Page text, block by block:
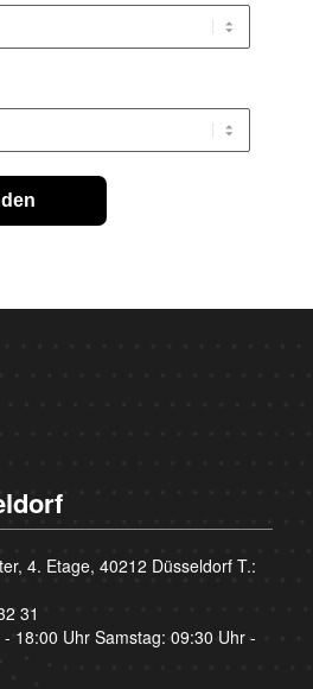
4. Etage, 40212 Düsseldorf T.:
31
18:00 Uhr Samstag: 09:30 Uhr -